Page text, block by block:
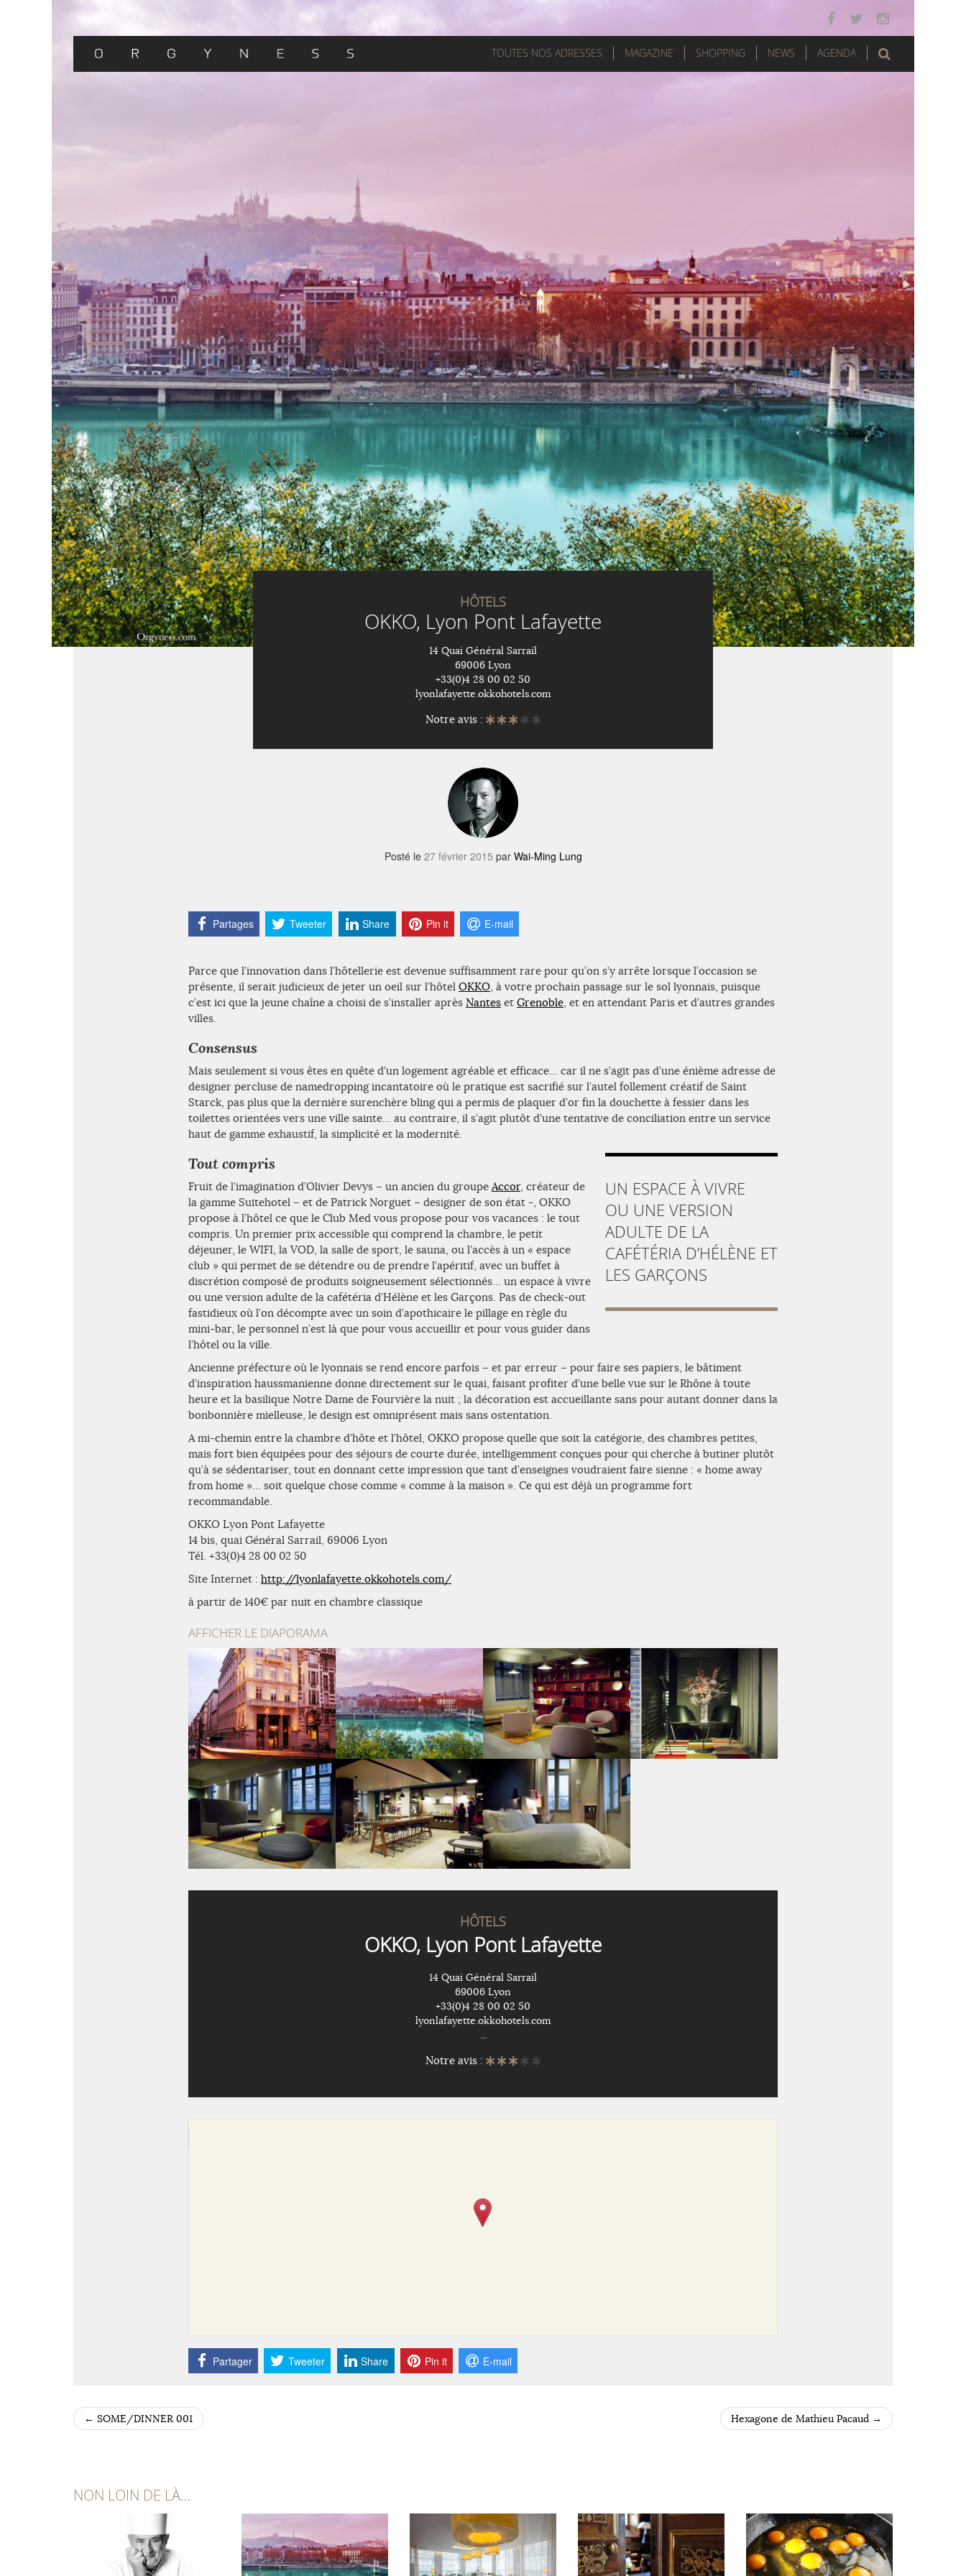
TOUTES NOS ADRESSES MAGAZINE SHOPPING NEWS AGENDA
HÔTELS
OKKO, Lyon Pont Lafayette
14 Quai Général Sarrail
69006 Lyon
+33(0)4 28 00 02 50
lyonlafayette.okkohotels.com
Notre avis :
Posté le 27 février 2015 par Wai-Ming Lung
Partages Tweeter Share Pin it E-mail
Parce que l’innovation dans l’hôtellerie est devenue suffisamment rare pour qu’on s’y arrête lorsque l’occasion se
présente, il serait judicieux de jeter un oeil sur l’hôtel OKKO, à votre prochain passage sur le sol lyonnais, puisque
c’est ici que la jeune chaîne a choisi de s’installer après Nantes et Grenoble, et en attendant Paris et d’autres grandes
villes.
Consensus
Mais seulement si vous êtes en quête d’un logement agréable et efficace… car il ne s’agit pas d’une énième adresse de
designer percluse de namedropping incantatoire où le pratique est sacrifié sur l’autel follement créatif de Saint
Starck, pas plus que la dernière surenchère bling qui a permis de plaquer d’or fin la douchette à fessier dans les
toilettes orientées vers une ville sainte… au contraire, il s’agit plutôt d’une tentative de conciliation entre un service
haut de gamme exhaustif, la simplicité et la modernité.
UN ESPACE À VIVRE
OU UNE VERSION
ADULTE DE LA
CAFÉTÉRIA D’HÉLÈNE ET
LES GARÇONS
Tout compris
Fruit de l’imagination d’Olivier Devys – un ancien du groupe Accor, créateur de
la gamme Suitehotel – et de Patrick Norguet – designer de son état -, OKKO
propose à l’hôtel ce que le Club Med vous propose pour vos vacances : le tout
compris. Un premier prix accessible qui comprend la chambre, le petit
déjeuner, le WIFI, la VOD, la salle de sport, le sauna, ou l’accès à un « espace
club » qui permet de se détendre ou de prendre l’apéritif, avec un buffet à
discrétion composé de produits soigneusement sélectionnés… un espace à vivre
ou une version adulte de la cafétéria d’Hélène et les Garçons. Pas de check-out
fastidieux où l’on décompte avec un soin d’apothicaire le pillage en règle du
mini-bar, le personnel n’est là que pour vous accueillir et pour vous guider dans
l’hôtel ou la ville.
Ancienne préfecture où le lyonnais se rend encore parfois – et par erreur – pour faire ses papiers, le bâtiment
d’inspiration haussmanienne donne directement sur le quai, faisant profiter d’une belle vue sur le Rhône à toute
heure et la basilique Notre Dame de Fourvière la nuit ; la décoration est accueillante sans pour autant donner dans la
bonbonnière mielleuse, le design est omniprésent mais sans ostentation.
A mi-chemin entre la chambre d’hôte et l’hôtel, OKKO propose quelle que soit la catégorie, des chambres petites,
mais fort bien équipées pour des séjours de courte durée, intelligemment conçues pour qui cherche à butiner plutôt
qu’à se sédentariser, tout en donnant cette impression que tant d’enseignes voudraient faire sienne : « home away
from home »… soit quelque chose comme « comme à la maison ». Ce qui est déjà un programme fort
recommandable.
OKKO Lyon Pont Lafayette
14 bis, quai Général Sarrail, 69006 Lyon
Tél. +33(0)4 28 00 02 50
Site Internet : http://lyonlafayette.okkohotels.com/
à partir de 140€ par nuit en chambre classique
AFFICHER LE DIAPORAMA
HÔTELS
OKKO, Lyon Pont Lafayette
14 Quai Général Sarrail
69006 Lyon
+33(0)4 28 00 02 50
lyonlafayette.okkohotels.com
...
Notre avis :
Partager Tweeter Share Pin it E-mail
POST NAVIGATION
← SOME/DINNER 001 Hexagone de Mathieu Pacaud →
NON LOIN DE LÀ…